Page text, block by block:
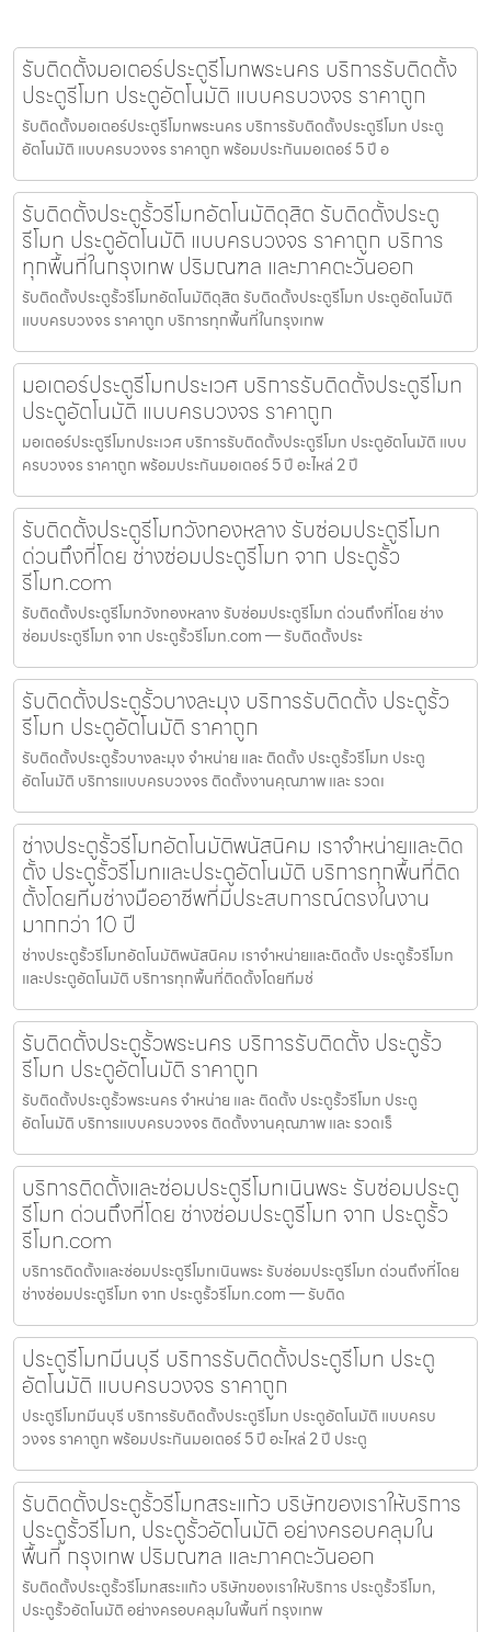
รับติดตั้งมอเตอร์ประตูรีโมทพระนคร บริการรับติดตั้ง
ประตูรีโมท ประตูอัตโนมัติ แบบครบวงจร ราคาถูก
รับติดตั้งมอเตอร์ประตูรีโมทพระนคร บริการรับติดตั้งประตูรีโมท ประตู
อัตโนมัติ แบบครบวงจร ราคาถูก พร้อมประกันมอเตอร์ 5 ปี อ
รับติดตั้งประตูรั้วรีโมทอัตโนมัติดุสิต รับติดตั้งประตู
รีโมท ประตูอัตโนมัติ แบบครบวงจร ราคาถูก บริการ
ทุกพื้นที่ในกรุงเทพ ปริมณฑล และภาคตะวันออก
รับติดตั้งประตูรั้วรีโมทอัตโนมัติดุสิต รับติดตั้งประตูรีโมท ประตูอัตโนมัติ
แบบครบวงจร ราคาถูก บริการทุกพื้นที่ในกรุงเทพ
มอเตอร์ประตูรีโมทประเวศ บริการรับติดตั้งประตูรีโมท
ประตูอัตโนมัติ แบบครบวงจร ราคาถูก
มอเตอร์ประตูรีโมทประเวศ บริการรับติดตั้งประตูรีโมท ประตูอัตโนมัติ แบบ
ครบวงจร ราคาถูก พร้อมประกันมอเตอร์ 5 ปี อะไหล่ 2 ปี
รับติดตั้งประตูรีโมทวังทองหลาง รับซ่อมประตูรีโมท
ด่วนถึงที่โดย ช่างซ่อมประตูรีโมท จาก ประตูรั้ว
รีโมท.com
รับติดตั้งประตูรีโมทวังทองหลาง รับซ่อมประตูรีโมท ด่วนถึงที่โดย ช่าง
ซ่อมประตูรีโมท จาก ประตูรั้วรีโมท.com — รับติดตั้งประ
รับติดตั้งประตูรั้วบางละมุง บริการรับติดตั้ง ประตูรั้ว
รีโมท ประตูอัตโนมัติ ราคาถูก
รับติดตั้งประตูรั้วบางละมุง จำหน่าย และ ติดตั้ง ประตูรั้วรีโมท ประตู
อัตโนมัติ บริการแบบครบวงจร ติดตั้งงานคุณภาพ และ รวดเ
ช่างประตูรั้วรีโมทอัตโนมัติพนัสนิคม เราจำหน่ายและติด
ตั้ง ประตูรั้วรีโมทและประตูอัตโนมัติ บริการทุกพื้นที่ติด
ตั้งโดยทีมช่างมืออาชีพที่มีประสบการณ์ตรงในงาน
มากกว่า 10 ปี
ช่างประตูรั้วรีโมทอัตโนมัติพนัสนิคม เราจำหน่ายและติดตั้ง ประตูรั้วรีโมท
และประตูอัตโนมัติ บริการทุกพื้นที่ติดตั้งโดยทีมช่
รับติดตั้งประตูรั้วพระนคร บริการรับติดตั้ง ประตูรั้ว
รีโมท ประตูอัตโนมัติ ราคาถูก
รับติดตั้งประตูรั้วพระนคร จำหน่าย และ ติดตั้ง ประตูรั้วรีโมท ประตู
อัตโนมัติ บริการแบบครบวงจร ติดตั้งงานคุณภาพ และ รวดเร็
บริการติดตั้งและซ่อมประตูรีโมทเนินพระ รับซ่อมประตู
รีโมท ด่วนถึงที่โดย ช่างซ่อมประตูรีโมท จาก ประตูรั้ว
รีโมท.com
บริการติดตั้งและซ่อมประตูรีโมทเนินพระ รับซ่อมประตูรีโมท ด่วนถึงที่โดย
ช่างซ่อมประตูรีโมท จาก ประตูรั้วรีโมท.com — รับติด
ประตูรีโมทมีนบุรี บริการรับติดตั้งประตูรีโมท ประตู
อัตโนมัติ แบบครบวงจร ราคาถูก
ประตูรีโมทมีนบุรี บริการรับติดตั้งประตูรีโมท ประตูอัตโนมัติ แบบครบ
วงจร ราคาถูก พร้อมประกันมอเตอร์ 5 ปี อะไหล่ 2 ปี ประตู
รับติดตั้งประตูรั้วรีโมทสระแก้ว บริษัทของเราให้บริการ
ประตูรั้วรีโมท, ประตูรั้วอัตโนมัติ อย่างครอบคลุมใน
พื้นที่ กรุงเทพ ปริมณฑล และภาคตะวันออก
รับติดตั้งประตูรั้วรีโมทสระแก้ว บริษัทของเราให้บริการ ประตูรั้วรีโมท,
ประตูรั้วอัตโนมัติ อย่างครอบคลุมในพื้นที่ กรุงเทพ